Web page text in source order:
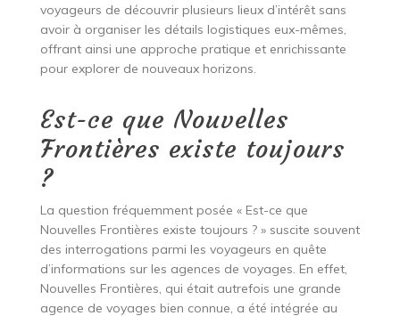
voyageurs de découvrir plusieurs lieux d’intérêt sans
avoir à organiser les détails logistiques eux-mêmes,
offrant ainsi une approche pratique et enrichissante
pour explorer de nouveaux horizons.
Est-ce que Nouvelles
Frontières existe toujours
?
La question fréquemment posée « Est-ce que
Nouvelles Frontières existe toujours ? » suscite souvent
des interrogations parmi les voyageurs en quête
d’informations sur les agences de voyages. En effet,
Nouvelles Frontières, qui était autrefois une grande
agence de voyages bien connue, a été intégrée au